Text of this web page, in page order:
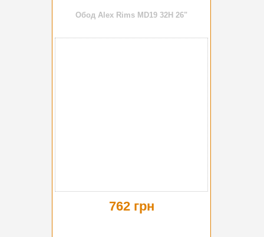
Обод Alex Rims MD19 32H 26"
762 грн